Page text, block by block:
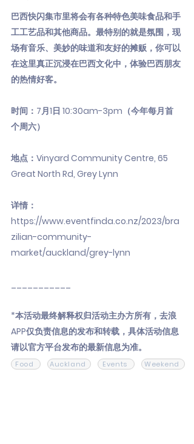
巴西快闪集市里将会有各种特色美味食品和手
工工艺品和其他商品。最特别的就是氛围，现
场有音乐、美妙的味道和友好的摊贩，你可以
在这里真正沉浸在巴西文化中，体验巴西朋友
的热情好客。
时间：7月1日 10:30am-3pm（今年每月首
个周六）
地点：Vinyard Community Centre, 65
Great North Rd, Grey Lynn
详情：
https://www.eventfinda.co.nz/2023/bra
zilian-community-
market/auckland/grey-lynn
*本活动最终解释权归活动主办方所有，去浪
APP仅负责信息的发布和转载，具体活动信息
请以官方平台发布的最新信息为准。
Food Auckland Events Weekend